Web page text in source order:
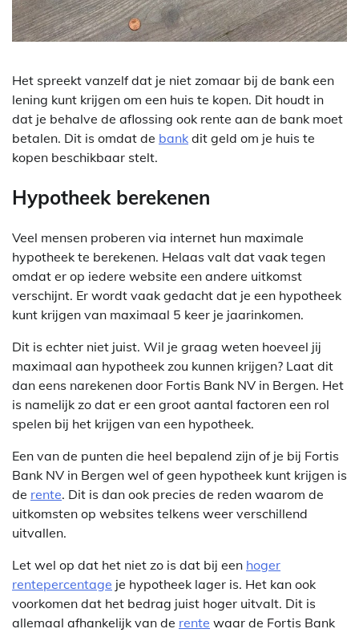
Het spreekt vanzelf dat je niet zomaar bij de bank een
lening kunt krijgen om een huis te kopen. Dit houdt in
dat je behalve de aflossing ook rente aan de bank moet
betalen. Dit is omdat de bank dit geld om je huis te
kopen beschikbaar stelt.
Hypotheek berekenen
Veel mensen proberen via internet hun maximale
hypotheek te berekenen. Helaas valt dat vaak tegen
omdat er op iedere website een andere uitkomst
verschijnt. Er wordt vaak gedacht dat je een hypotheek
kunt krijgen van maximaal 5 keer je jaarinkomen.
Dit is echter niet juist. Wil je graag weten hoeveel jij
maximaal aan hypotheek zou kunnen krijgen? Laat dit
dan eens narekenen door Fortis Bank NV in Bergen. Het
is namelijk zo dat er een groot aantal factoren een rol
spelen bij het krijgen van een hypotheek.
Een van de punten die heel bepalend zijn of je bij Fortis
Bank NV in Bergen wel of geen hypotheek kunt krijgen is
de rente. Dit is dan ook precies de reden waarom de
uitkomsten op websites telkens weer verschillend
uitvallen.
Let wel op dat het niet zo is dat bij een hoger
rentepercentage je hypotheek lager is. Het kan ook
voorkomen dat het bedrag juist hoger uitvalt. Dit is
allemaal afhankelijk van de rente waar de Fortis Bank